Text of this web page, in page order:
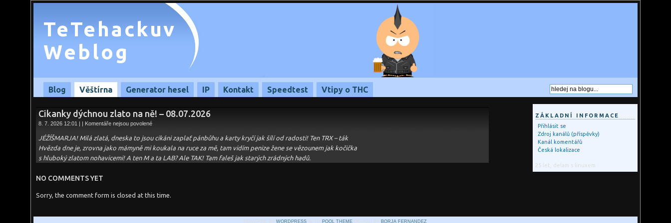
TeTehackuv
Weblog
Blog Věštírna Generator hesel IP Kontakt Speedtest Vtipy o THC
Cikanky dýchnou zlato na ně! – 08.07.2026
8. 7. 2026 12:01 | | Komentáře nejsou povolenéu
názvem
Cikanky
zlato
na
JÉŽÍŠMARJA! Milá zlatá, dneska to jsou cikáni zaplať pánbůhu a karty kryčí jak šílí od radosti! Ten TRX – ták
Hvězda dne je, zrovna jako mámyně mi koukala na ruce za mě, tam vidím penize žene se vězounem jak kočička
s hluboký zlatom nohavicemi! A ten M a ta LAB? Ale TAK! Tam faleš jak starých zrádných hadů.
NO COMMENTS YET
Sorry, the comment form is closed at this time.
ZÁKLADNÍ INFORMACE
Přihlásit se
Zdroj kanálů (příspěvky)
Kanál komentářů
Česká lokalizace
25 let, delam s linuxem
POWERED BY WORDPRESSWITH POOL THEMEDESIGN BY BORJA FERNANDEZ